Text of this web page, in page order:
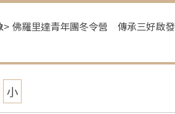
> 佛羅里達青年團冬令營 傳承三好啟
小